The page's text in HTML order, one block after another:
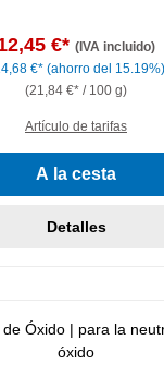
€* (IVA incluido)
€* (ahorro del 15.19%)
(21,84 €* / 100 g)
Artículo de tarifas
A la cesta
Detalles